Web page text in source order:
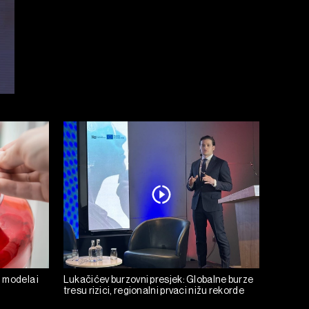
i
Lukačićev burzovni presjek: Globalne burze
tresu rizici, regionalni prvaci nižu rekorde